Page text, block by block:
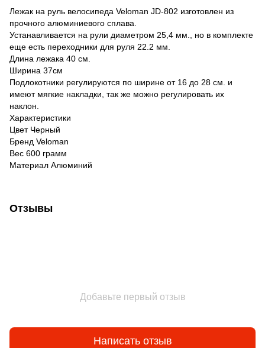
Лежак на руль велосипеда Veloman JD-802 изготовлен из
прочного алюминиевого сплава.
Устанавливается на рули диаметром 25,4 мм., но в комплекте
еще есть переходники для руля 22.2 мм.
Длина лежака 40 см.
Ширина 37см
Подлокотники регулируются по ширине от 16 до 28 см. и
имеют мягкие накладки, так же можно регулировать их
наклон.
Характеристики
Цвет Черный
Бренд Veloman
Вес 600 грамм
Материал Алюминий
Отзывы
Добавьте первый отзыв
Написать отзыв